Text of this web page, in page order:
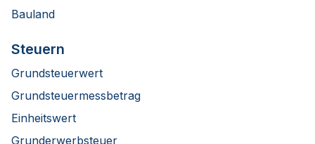
Bauland
Steuern
Grundsteuerwert
Grundsteuermessbetrag
Einheitswert
Grunderwerbsteuer